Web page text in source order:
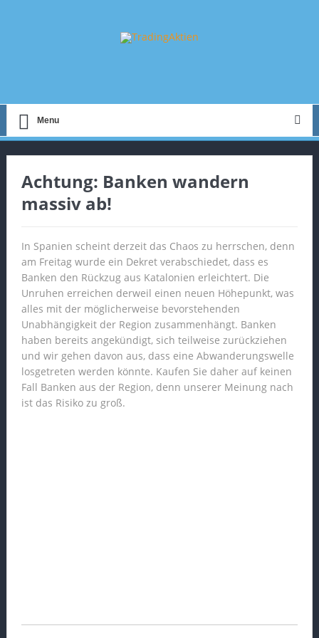
Menu
Achtung: Banken wandern
massiv ab!
In Spanien scheint derzeit das Chaos zu herrschen, denn
am Freitag wurde ein Dekret verabschiedet, dass es
Banken den Rückzug aus Katalonien erleichtert. Die
Unruhen erreichen derweil einen neuen Höhepunkt, was
alles mit der möglicherweise bevorstehenden
Unabhängigkeit der Region zusammenhängt. Banken
haben bereits angekündigt, sich teilweise zurückziehen
und wir gehen davon aus, dass eine Abwanderungswelle
losgetreten werden könnte. Kaufen Sie daher auf keinen
Fall Banken aus der Region, denn unserer Meinung nach
ist das Risiko zu groß.